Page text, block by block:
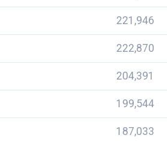
221,946
222,870
204,391
199,544
187,033